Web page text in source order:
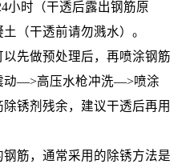
小时（干透后露出钢筋原
（干透前请勿溅水）。
先做预处理后，再喷涂钢筋
动—>高压水枪冲洗—>喷涂
锈剂残余，建议干透后再用
筋，通常采用的除锈方法是